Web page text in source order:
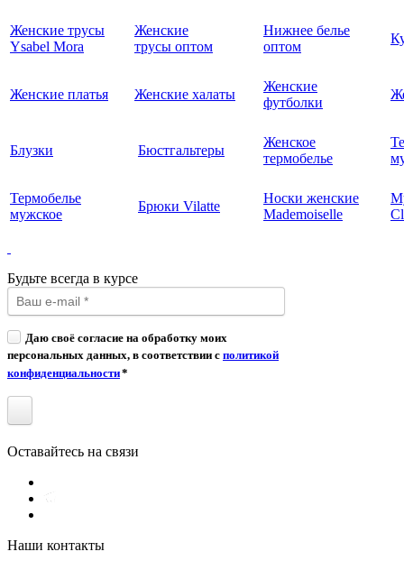
Женские трусы
Ysabel Mora
Женские
трусы оптом
Нижнее белье
оптом
Женские платья Женские халаты
Женские
футболки
Блузки Бюстгальтеры
Женское
термобелье
Термобелье
мужское
Брюки Vilatte
Носки женские
Mademoiselle
Будьте всегда в курсе
Даю своё согласие на обработку моих
персональных данных, в соответствии с политикой
конфиденциальности*
Оставайтесь на связи
Наши контакты